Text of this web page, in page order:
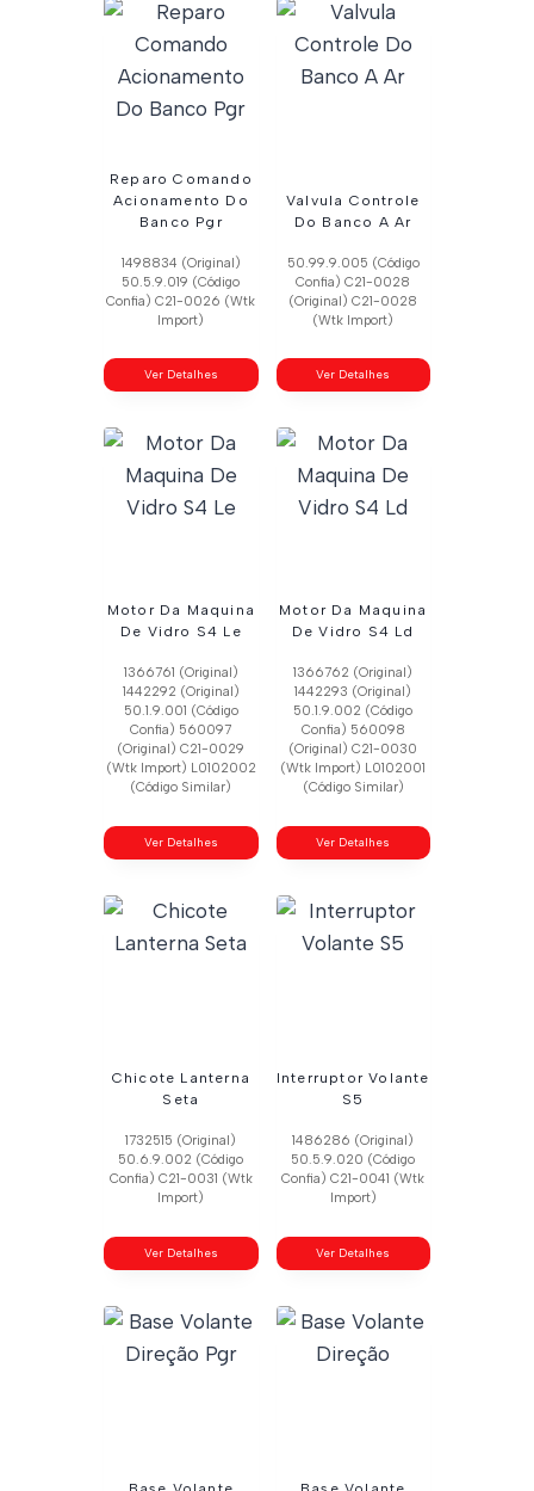
Reparo Comando
Acionamento Do
Banco Pgr
1498834 (Original)
50.5.9.019 (Código
Confia) C21-0026 (Wtk
Import)
Ver Detalhes
Valvula Controle
Do Banco A Ar
50.99.9.005 (Código
Confia) C21-0028
(Original) C21-0028
(Wtk Import)
Ver Detalhes
Motor Da Maquina
De Vidro S4 Le
1366761 (Original)
1442292 (Original)
50.1.9.001 (Código
Confia) 560097
(Original) C21-0029
(Wtk Import) L0102002
(Código Similar)
Ver Detalhes
Motor Da Maquina
De Vidro S4 Ld
1366762 (Original)
1442293 (Original)
50.1.9.002 (Código
Confia) 560098
(Original) C21-0030
(Wtk Import) L0102001
(Código Similar)
Ver Detalhes
Chicote Lanterna
Seta
1732515 (Original)
50.6.9.002 (Código
Confia) C21-0031 (Wtk
Import)
Ver Detalhes
Interruptor Volante
S5
1486286 (Original)
50.5.9.020 (Código
Confia) C21-0041 (Wtk
Import)
Ver Detalhes